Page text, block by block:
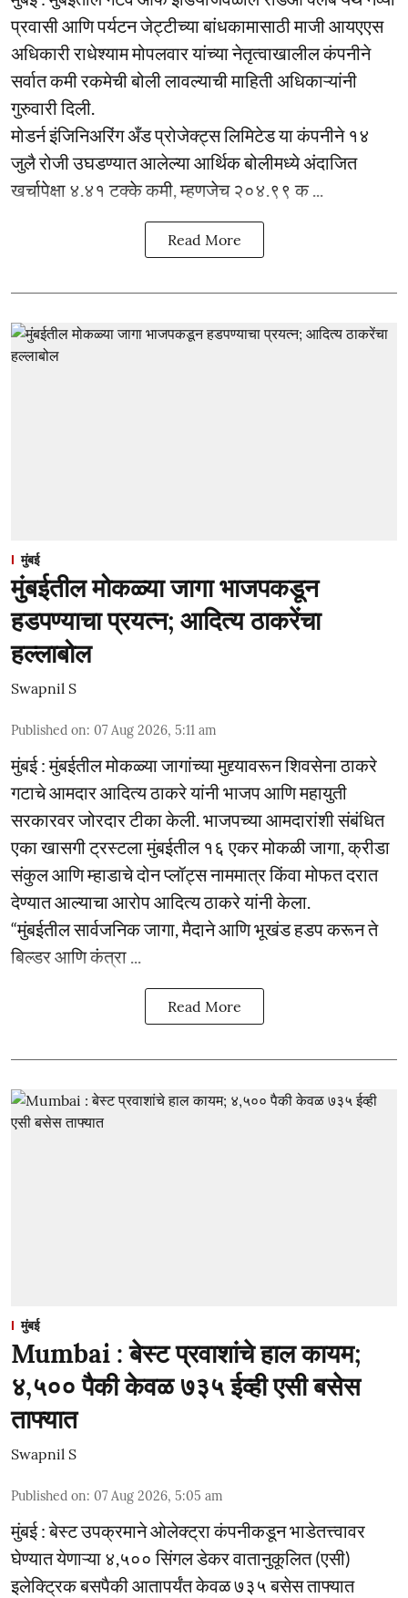
प्रवासी आणि पर्यटन जेट्टीच्या बांधकामासाठी माजी आयएएस
अधिकारी राधेश्याम मोपलवार यांच्या नेतृत्वाखालील कंपनीने
सर्वात कमी रकमेची बोली लावल्याची माहिती अधिकाऱ्यांनी
गुरुवारी दिली.
मोडर्न इंजिनिअरिंग अँड प्रोजेक्ट्स लिमिटेड या कंपनीने १४
जुलै रोजी उघडण्यात आलेल्या आर्थिक बोलीमध्ये अंदाजित
खर्चापेक्षा ४.४१ टक्के कमी, म्हणजेच २०४.९९ क ...
Read More
मुंबई
मुंबईतील मोकळ्या जागा भाजपकडून
हडपण्याचा प्रयत्न; आदित्य ठाकरेंचा
हल्लाबोल
Swapnil S
Published on: 07 Aug 2026, 5:11 am
मुंबई : मुंबईतील मोकळ्या जागांच्या मुद्द्यावरून शिवसेना ठाकरे
गटाचे आमदार आदित्य ठाकरे यांनी भाजप आणि महायुती
सरकारवर जोरदार टीका केली. भाजपच्या आमदारांशी संबंधित
एका खासगी ट्रस्टला मुंबईतील १६ एकर मोकळी जागा, क्रीडा
संकुल आणि म्हाडाचे दोन प्लॉट्स नाममात्र किंवा मोफत दरात
देण्यात आल्याचा आरोप आदित्य ठाकरे यांनी केला.
“मुंबईतील सार्वजनिक जागा, मैदाने आणि भूखंड हडप करून ते
बिल्डर आणि कंत्रा ...
Read More
मुंबई
Mumbai : बेस्ट प्रवाशांचे हाल कायम;
४,५०० पैकी केवळ ७३५ ईव्ही एसी बसेस
ताफ्यात
Swapnil S
Published on: 07 Aug 2026, 5:05 am
मुंबई : बेस्ट उपक्रमाने ओलेक्ट्रा कंपनीकडून भाडेतत्त्वावर
घेण्यात येणाऱ्या ४,५०० सिंगल डेकर वातानुकूलित (एसी)
इलेक्ट्रिक बसपैकी आतापर्यंत केवळ ७३५ बसेस ताफ्यात